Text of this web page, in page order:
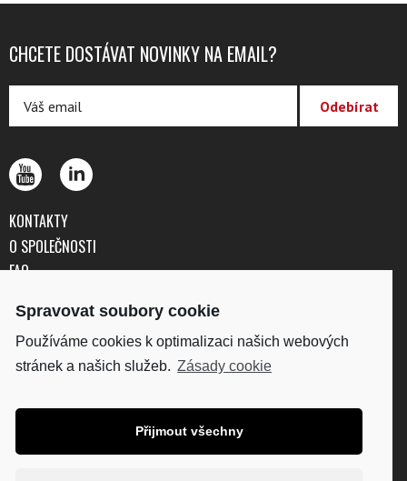
CHCETE DOSTÁVAT NOVINKY NA EMAIL?
KONTAKTY
O SPOLEČNOSTI
FAQ
OCHRANA OSOBNÍCH ÚDAJŮ
DISKUS, spol. s r.o.
DIČ: CZ41195183
Fakturační adresa:
Spravovat soubory cookie
Používáme cookies k optimalizaci našich webových
stránek a našich služeb. Zásady cookie
Přijmout všechny